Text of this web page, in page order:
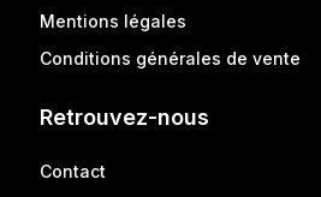
Mentions légales
Conditions générales de vente
Retrouvez-nous
Contact